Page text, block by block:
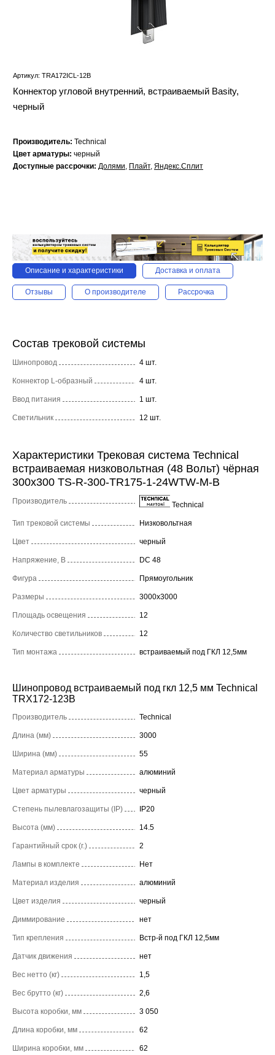
Артикул: TRA172ICL-12B
Коннектор угловой внутренний, встраиваемый Basity,
черный
Производитель: Technical
Цвет арматуры: черный
Доступные рассрочки: Долями, Плайт, Яндекс.Сплит
Описание и характеристики Доставка и оплата
Отзывы О производителе Рассрочка
Состав трековой системы
Шинопровод 4 шт.
Коннектор L-образный 4 шт.
Ввод питания 1 шт.
Светильник 12 шт.
Характеристики Трековая система Technical
встраиваемая низковольтная (48 Вольт) чёрная
300x300 TS-R-300-TR175-1-24WTW-M-B
Производитель Technical
Тип трековой системы Низковольтная
Цвет черный
Напряжение, В DC 48
Фигура Прямоугольник
Размеры 3000x3000
Площадь освещения 12
Количество светильников 12
Тип монтажа встраиваемый под ГКЛ 12,5мм
Шинопровод встраиваемый под гкл 12,5 мм Technical
TRX172-123B
Производитель Technical
Длина (мм) 3000
Ширина (мм) 55
Материал арматуры алюминий
Цвет арматуры черный
Степень пылевлагозащиты (IP) IP20
Высота (мм) 14.5
Гарантийный срок (г.) 2
Лампы в комплекте Нет
Материал изделия алюминий
Цвет изделия черный
Диммирование нет
Тип крепления Встр-й под ГКЛ 12,5мм
Датчик движения нет
Вес нетто (кг) 1,5
Вес брутто (кг) 2,6
Высота коробки, мм 3 050
Длина коробки, мм 62
Ширина коробки, мм 62